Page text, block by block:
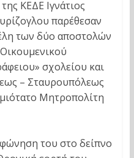
ΚΕΔΕ Ιγνάτιος
παρέθεσαν
των δύο αποστολών
σχολείου και
– Σταυρουπόλεως
Μητροπολίτη
του στο δείπνο